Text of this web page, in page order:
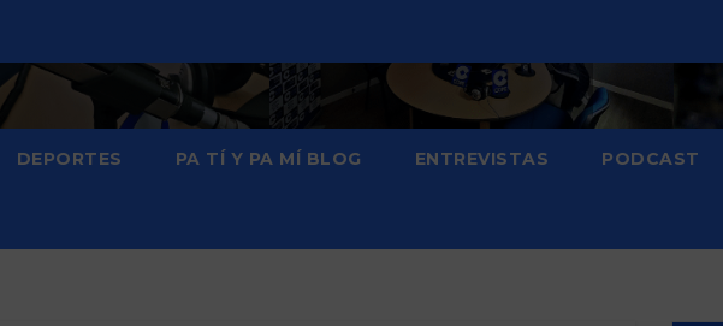
DEPORTES PA TÍ Y PA MÍ BLOG ENTREVISTAS PODCAST